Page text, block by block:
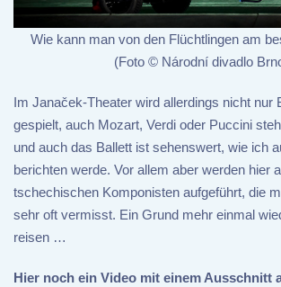
Wie kann man von den Flüchtlingen am
(Foto © Národní divadlo
Im Janaček-Theater wird allerdings nicht nur
gespielt, auch Mozart, Verdi oder Puccini
und auch das Ballett ist sehenswert, wie ich
berichten werde. Vor allem aber werden hier
tschechischen Komponisten aufgeführt, die
sehr oft vermisst. Ein Grund mehr einmal
reisen …
Hier noch ein Video mit einem Ausschnitt